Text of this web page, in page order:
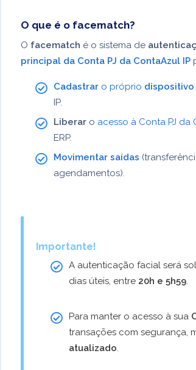
O que é o facematch?
O facematch é o sistema de
principal da Conta PJ da ContaAzul IP
Cadastrar o próprio dispositivo
IP.
Liberar o acesso à Conta PJ da
ERP.
Movimentar saídas
agendamentos).
Importante!
A autenticação facial será
dias úteis, entre 20h e 5h59.
Para manter o acesso à sua
transações com segurança,
atualizado.